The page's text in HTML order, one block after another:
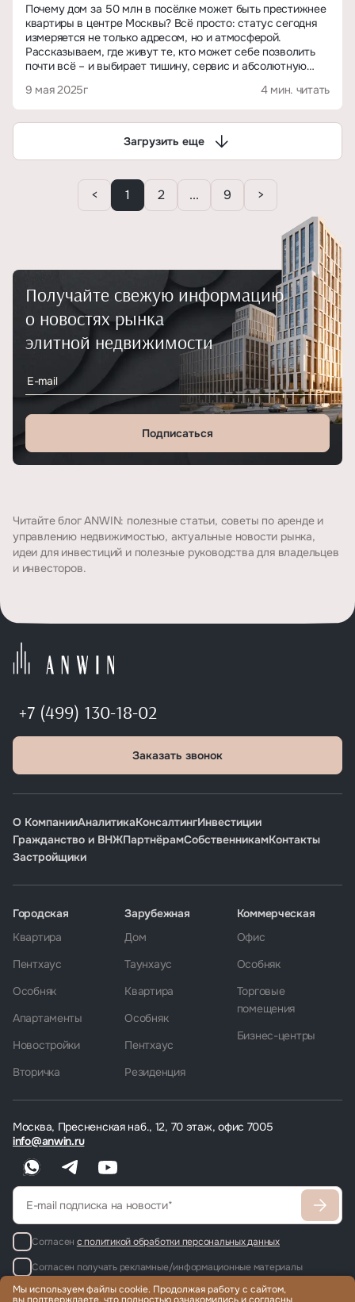
Почему дом за 50 млн в посёлке может быть престижнее
квартиры в центре Москвы? Всё просто: статус сегодня
измеряется не только адресом, но и атмосферой.
Рассказываем, где живут те, кто может себе позволить
почти всё – и выбирает тишину, сервис и абсолютную
9 мая 2025г 4 мин. читать
Загрузить еще
< 1 2 ... 9 >
Получайте свежую информацию
о новостях рынка
элитной недвижимости
Подписаться
Читайте блог ANWIN: полезные статьи, советы по аренде и
управлению недвижимостью, актуальные новости рынка,
идеи для инвестиций и полезные руководства для владельцев
и инвесторов.
+7 (499) 130-18-02
Заказать звонок
О КомпанииАналитикаКонсалтингИнвестиции
Гражданство и ВНЖПартнёрамСобственникамКонтакты
Застройщики
Москва, Пресненская наб., 12, 70 этаж, офис 7005
info@anwin.ru
Согласен с политикой обработки персональных данных
Согласен получать рекламные/информационные материалы
Городская
Квартира
Пентхаус
Особняк
Апартаменты
Новостройки
Вторичка
Зарубежная
Дом
Таунхаус
Квартира
Особняк
Пентхаус
Резиденция
Коммерческая
Офис
Особняк
Торговые
помещения
Бизнес-центры
Мы используем файлы cookie. Продолжая работу с сайтом,